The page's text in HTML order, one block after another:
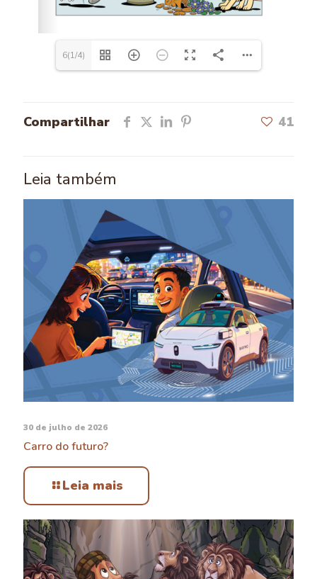
6(1/4)
Compartilhar 41
Leia também
30 de julho de 2026
Carro do futuro?
Leia mais